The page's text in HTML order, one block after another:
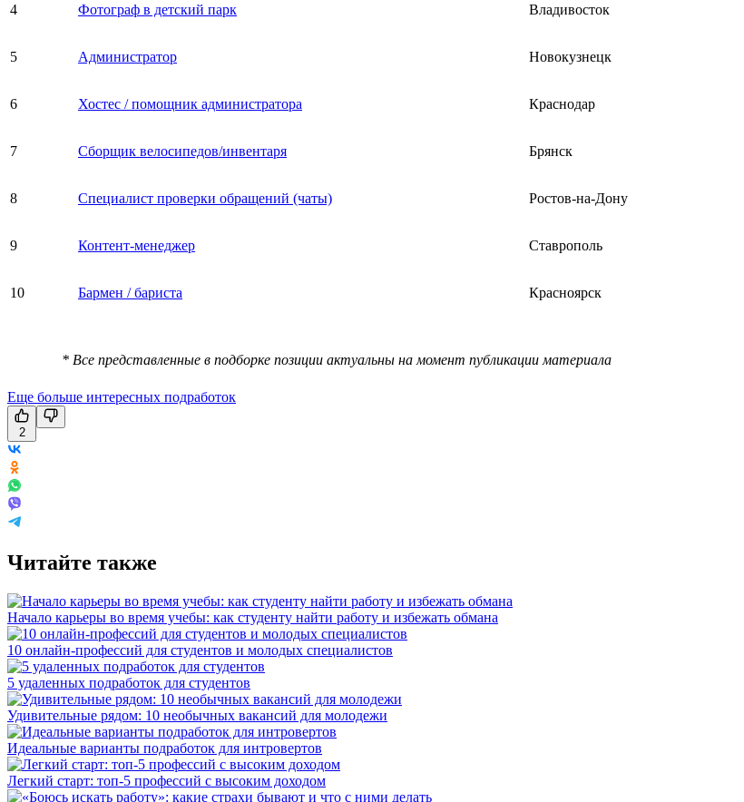
4 Фотограф в детский парк Владивосток
5 Администратор Новокузнецк
6 Хостес / помощник администратора Краснодар
7 Сборщик велосипедов/инвентаря Брянск
8 Специалист проверки обращений (чаты) Ростов-на-Дону
9 Контент-менеджер Ставрополь
10 Бармен / бариста Красноярск
* Все представленные в подборке позиции актуальны на момент публикации материала
Еще больше интересных подработок
2
Читайте также
Начало карьеры во время учебы: как студенту найти работу и избежать обмана
10 онлайн-профессий для студентов и молодых специалистов
5 удаленных подработок для студентов
Удивительные рядом: 10 необычных вакансий для молодежи
Идеальные варианты подработок для интровертов
Легкий старт: топ-5 профессий с высоким доходом